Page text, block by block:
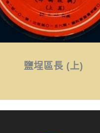
鹽埕區長 (上)